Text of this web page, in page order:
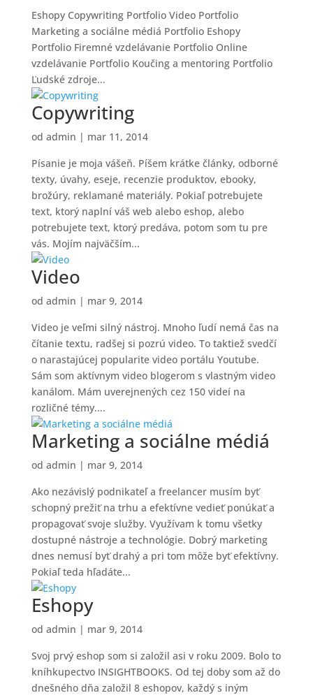
Eshopy Copywriting Portfolio Video Portfolio
Marketing a sociálne médiá Portfolio Eshopy
Portfolio Firemné vzdelávanie Portfolio Online
vzdelávanie Portfolio Koučing a mentoring Portfolio
Ľudské zdroje...
Copywriting
od admin | mar 11, 2014
Písanie je moja vášeň. Píšem krátke články, odborné
texty, úvahy, eseje, recenzie produktov, ebooky,
brožúry, reklamané materiály. Pokiaľ potrebujete
text, ktorý naplní váš web alebo eshop, alebo
potrebujete text, ktorý predáva, potom som tu pre
vás. Mojím najväčším...
Video
od admin | mar 9, 2014
Video je veľmi silný nástroj. Mnoho ľudí nemá čas na
čítanie textu, radšej si pozrú video. To taktiež svedčí
o narastajúcej popularite video portálu Youtube.
Sám som aktívnym video blogerom s vlastným video
kanálom. Mám uverejnených cez 150 videí na
rozličné témy....
Marketing a sociálne médiá
od admin | mar 9, 2014
Ako nezávislý podnikateľ a freelancer musím byť
schopný prežiť na trhu a efektívne vedieť ponúkať a
propagovať svoje služby. Využívam k tomu všetky
dostupné nástroje a technológie. Dobrý marketing
dnes nemusí byť drahý a pri tom môže byť efektívny.
Pokiaľ teda hľadáte...
Eshopy
od admin | mar 9, 2014
Svoj prvý eshop som si založil asi v roku 2009. Bolo to
kníhkupectvo INSIGHTBOOKS. Od tej doby som až do
dnešného dňa založil 8 eshopov, každý s iným